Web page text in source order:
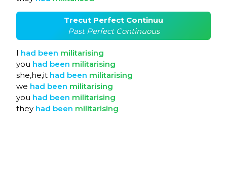
Trecut Perfect Continuu
Past Perfect Continuous
I had been militarising
you had been militarising
she,he,it had been militarising
we had been militarising
you had been militarising
they had been militarising